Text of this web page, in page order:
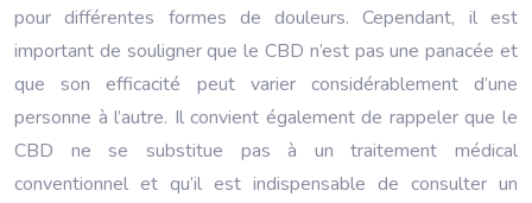
pour différentes formes de douleurs. Cependant, il est
important de souligner que le CBD n’est pas une panacée et
que son efficacité peut varier considérablement d’une
personne à l’autre. Il convient également de rappeler que le
CBD ne se substitue pas à un traitement médical
conventionnel et qu’il est indispensable de consulter un